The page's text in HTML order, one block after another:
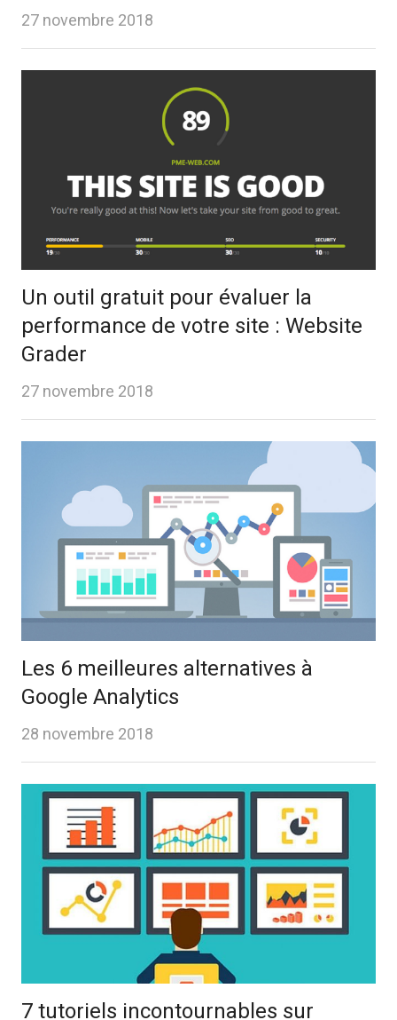
27 novembre 2018
Un outil gratuit pour évaluer la
performance de votre site : Website
Grader
27 novembre 2018
Les 6 meilleures alternatives à
Google Analytics
28 novembre 2018
7 tutoriels incontournables sur